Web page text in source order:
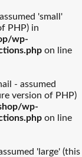
'small'
PHP) in
wp-
on line
- assumed
version of PHP)
wp-
on line
'large' (this
カネスズセラミックス